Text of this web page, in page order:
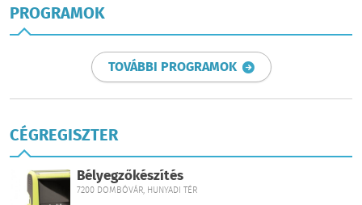
PROGRAMOK
TOVÁBBI PROGRAMOK
CÉGREGISZTER
Bélyegzőkészítés
7200 DOMBÓVÁR, HUNYADI TÉR